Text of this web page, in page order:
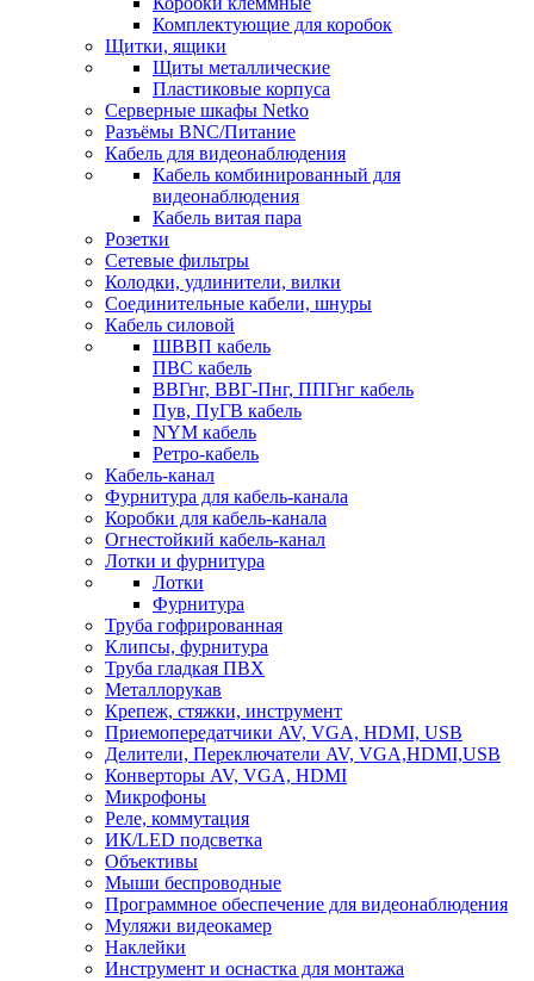
Комплектующие для коробок
Щитки, ящики
Щиты металлические
Пластиковые корпуса
Серверные шкафы Netko
Разъёмы BNC/Питание
Кабель для видеонаблюдения
Кабель комбинированный для
видеонаблюдения
Кабель витая пара
Розетки
Сетевые фильтры
Колодки, удлинители, вилки
Соединительные кабели, шнуры
Кабель силовой
ШВВП кабель
ПВС кабель
ВВГнг, ВВГ-Пнг, ППГнг кабель
Пув, ПуГВ кабель
NYM кабель
Ретро-кабель
Кабель-канал
Фурнитура для кабель-канала
Коробки для кабель-канала
Огнестойкий кабель-канал
Лотки и фурнитура
Лотки
Фурнитура
Труба гофрированная
Клипсы, фурнитура
Труба гладкая ПВХ
Металлорукав
Крепеж, стяжки, инструмент
Приемопередатчики AV, VGA, HDMI, USB
Делители, Переключатели AV, VGA,HDMI,USB
Конверторы AV, VGA, HDMI
Микрофоны
Реле, коммутация
ИК/LED подсветка
Объективы
Мыши беспроводные
Программное обеспечение для видеонаблюдения
Муляжи видеокамер
Наклейки
Инструмент и оснастка для монтажа